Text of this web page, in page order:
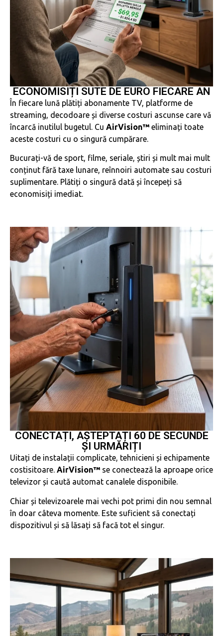
ECONOMISIȚI SUTE DE EURO FIECARE AN
În fiecare lună plătiți abonamente TV, platforme de
streaming, decodoare și diverse costuri ascunse care vă
încarcă inutilul bugetul. Cu AirVision™ eliminați toate
aceste costuri cu o singură cumpărare.
Bucurați-vă de sport, filme, seriale, știri și mult mai mult
conținut fără taxe lunare, reînnoiri automate sau costuri
suplimentare. Plătiți o singură dată și începeți să
economisiți imediat.
CONECTAȚI, AȘTEPTAȚI 60 DE SECUNDE
ȘI URMĂRIȚI
Uitați de instalații complicate, tehnicieni și echipamente
costisitoare. AirVision™ se conectează la aproape orice
televizor și caută automat canalele disponibile.
Chiar și televizoarele mai vechi pot primi din nou semnal
în doar câteva momente. Este suficient să conectați
dispozitivul și să lăsați să facă tot el singur.